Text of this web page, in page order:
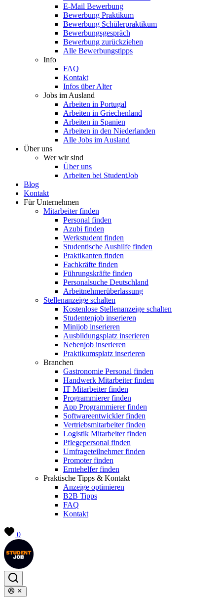
E-Mail Bewerbung
Bewerbung Praktikum
Bewerbung Schülerpraktikum
Bewerbungsgespräch
Bewerbung zurückziehen
Alle Bewerbungstipps
Info
FAQ
Kontakt
Infos über Alter
Jobs im Ausland
Arbeiten in Portugal
Arbeiten in Griechenland
Arbeiten in Spanien
Arbeiten in den Niederlanden
Alle Jobs im Ausland
Über uns
Wer wir sind
Über uns
Arbeiten bei StudentJob
Blog
Kontakt
Für Unternehmen
Mitarbeiter finden
Personal finden
Azubi finden
Werkstudent finden
Studentische Aushilfe finden
Praktikanten finden
Fachkräfte finden
Führungskräfte finden
Personalsuche Deutschland
Arbeitnehmerüberlassung
Stellenanzeige schalten
Kostenlose Stellenanzeige schalten
Studentenjob inserieren
Minijob inserieren
Ausbildungsplatz inserieren
Nebenjob inserieren
Praktikumsplatz inserieren
Branchen
Gastronomie Personal finden
Handwerk Mitarbeiter finden
IT Mitarbeiter finden
Programmierer finden
App Programmierer finden
Softwareentwickler finden
Vertriebsmitarbeiter finden
Logistik Mitarbeiter finden
Pflegepersonal finden
Umfrageteilnehmer finden
Promoter finden
Erntehelfer finden
Praktische Tipps & Kontakt
Anzeige optimieren
B2B Tipps
FAQ
Kontakt
0